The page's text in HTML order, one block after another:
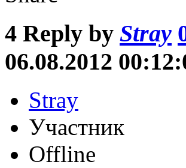
4 Reply by Stray
06.08.2012
Stray
Участник
Offline